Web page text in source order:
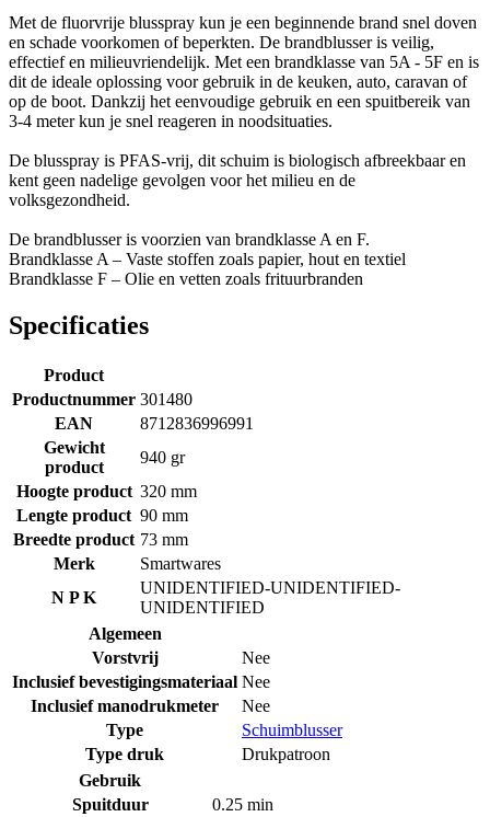
Met de fluorvrije blusspray kun je een beginnende brand snel doven
en schade voorkomen of beperkten. De brandblusser is veilig,
effectief en milieuvriendelijk. Met een brandklasse van 5A - 5F en is
dit de ideale oplossing voor gebruik in de keuken, auto, caravan of
op de boot. Dankzij het eenvoudige gebruik en een spuitbereik van
3-4 meter kun je snel reageren in noodsituaties.
De blusspray is PFAS-vrij, dit schuim is biologisch afbreekbaar en
kent geen nadelige gevolgen voor het milieu en de
volksgezondheid.
De brandblusser is voorzien van brandklasse A en F.
Brandklasse A – Vaste stoffen zoals papier, hout en textiel
Brandklasse F – Olie en vetten zoals frituurbranden
Specificaties
Product
Productnummer 301480
EAN
8712836996991
Gewicht
product
940 gr
Hoogte product 320 mm
Lengte product 90 mm
Breedte product 73 mm
Merk
Smartwares
N P K
UNIDENTIFIED-UNIDENTIFIED-
UNIDENTIFIED
Algemeen
Vorstvrij
Nee
Inclusief bevestigingsmateriaal Nee
Inclusief manodrukmeter
Nee
Type
Schuimblusser
Type druk
Drukpatroon
Gebruik
Spuitduur
0.25 min